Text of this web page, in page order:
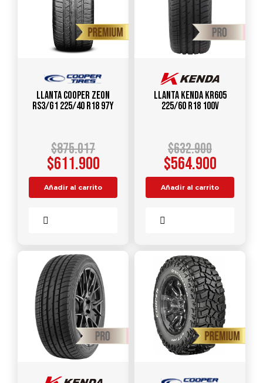
Llanta COOPER ZEON
RS3/G1 225/40 R18 97Y
$875.017
$611.900
Añadir al carrito
Llanta KENDA KR605
225/60 R18 100V
$632.900
$564.900
Añadir al carrito